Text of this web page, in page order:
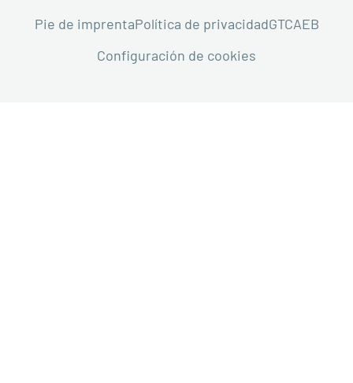
Pie de imprentaPolítica de privacidadGTCAEB
Configuración de cookies